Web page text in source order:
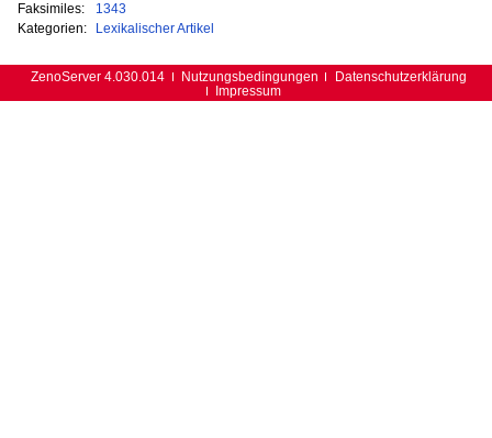
Faksimiles:
1343
Kategorien:
Lexikalischer Artikel
ZenoServer 4.030.014 Nutzungsbedingungen
Datenschutzerklärung
Impressum